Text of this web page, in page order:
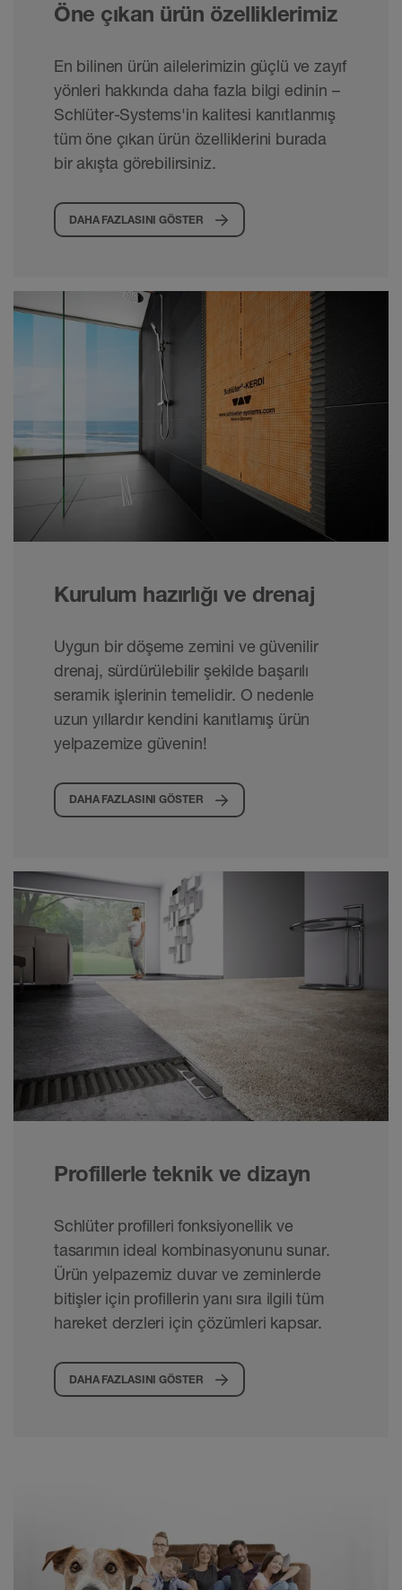
Öne çıkan ürün özelliklerimiz
En bilinen ürün ailelerimizin güçlü ve zayıf
yönleri hakkında daha fazla bilgi edinin –
Schlüter-Systems'in kalitesi kanıtlanmış
tüm öne çıkan ürün özelliklerini burada
bir akışta görebilirsiniz.
DAHA FAZLASINI GÖSTER
Kurulum hazırlığı ve drenaj
Uygun bir döşeme zemini ve güvenilir
drenaj, sürdürülebilir şekilde başarılı
seramik işlerinin temelidir. O nedenle
uzun yıllardır kendini kanıtlamış ürün
yelpazemize güvenin!
DAHA FAZLASINI GÖSTER
Profillerle teknik ve dizayn
Schlüter profilleri fonksiyonellik ve
tasarımın ideal kombinasyonunu sunar.
Ürün yelpazemiz duvar ve zeminlerde
bitişler için profillerin yanı sıra ilgili tüm
hareket derzleri için çözümleri kapsar.
DAHA FAZLASINI GÖSTER